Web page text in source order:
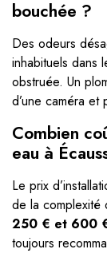
bouchée ?
Des odeurs
inhabituels dans
obstruée. Un
d’une caméra
Combien
eau à
Le prix
de la complexité
250 € et 600
toujours